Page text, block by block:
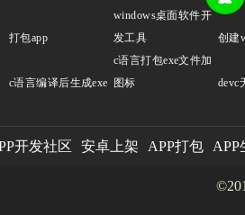
打包app
windows桌面软件开
发工具
创建
c语言编译后生成exe
c语言打包exe文件加
图标
devc
开发社区 安卓上架 APP打包 APP